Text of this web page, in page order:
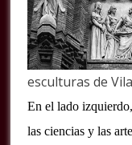
esculturas de
En el lado izquierdo,
las ciencias y las